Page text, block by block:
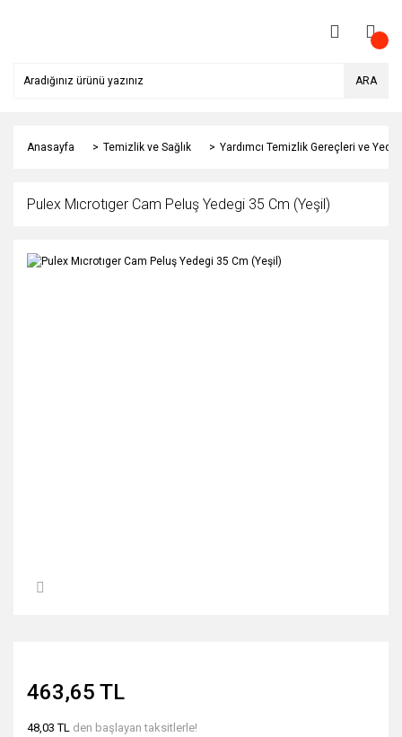
ARA
Anasayfa Temizlik ve Sağlık Yardımcı Temizlik Gereçleri ve
Pulex Mıcrotıger Cam Peluş Yedegi 35 Cm (Yeşil)
463,65 TL
48,03 TL den başlayan taksitlerle!